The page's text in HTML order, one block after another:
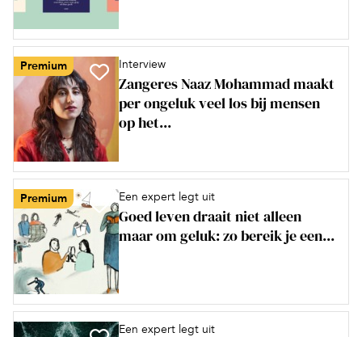
Premium Interview
Zangeres Naaz Mohammad maakt
per ongeluk veel los bij mensen
op het...
Premium Een expert legt uit
Goed leven draait niet alleen
maar om geluk: zo bereik je een...
Een expert legt uit